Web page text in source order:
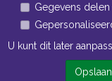
Gegevens
U kunt dit later
Opslaan